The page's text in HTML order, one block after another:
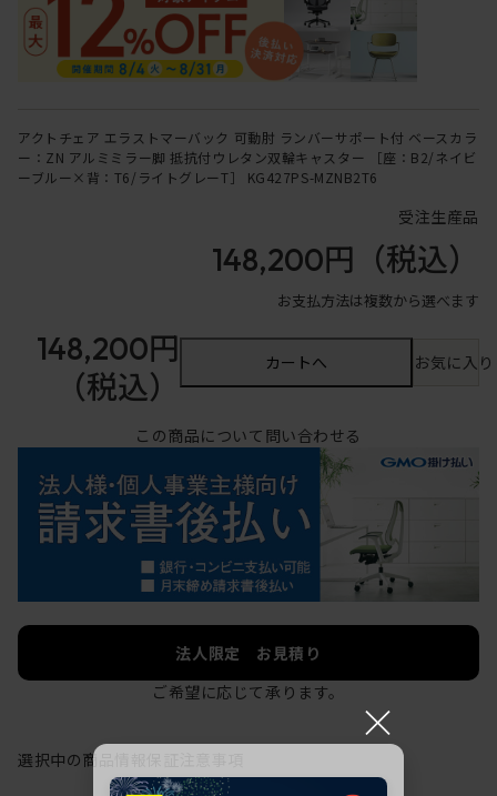
アクトチェア エラストマーバック 可動肘 ランバーサポート付 ベースカラ
ー：ZN アルミミラー脚 抵抗付ウレタン双輪キャスター ［座：B2/ネイビ
ーブルー×背：T6/ライトグレーT］ KG427PS-MZNB2T6
受注生産品
148,200円 （税込）
お支払方法は複数から選べます
148,200円
（税込）
カートへ お気に入
この商品について問い合わせる
法人限定 お見積り
ご希望に応じて承ります。
選択中の商品情報
×